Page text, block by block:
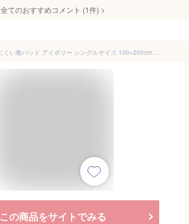
全てのおすすめコメント (1件) >
無印良品 ずれにくい敷パッド アイボリー シングルサイズ 100×200cm なめらかフリース 83412609
この商品をサイトでみる